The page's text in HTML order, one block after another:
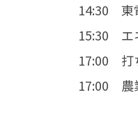
14:30 東
15:30 エ
17:00 打
17:00 農